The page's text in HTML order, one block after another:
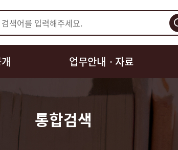
업무안내ㆍ자료
통합검색